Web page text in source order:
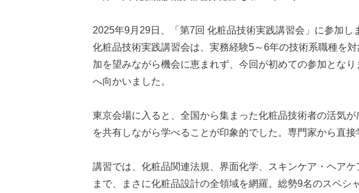
2025年9月29日、「第7回 化粧品技術実践講習会」に参加し
化粧品技術実践講習会は、実務経験5～6年の技術系職種を
加を望みながら機会に恵まれず、今回が初めての参加とな
へ向かいました。
東京会場に入ると、全国から集まった化粧品技術者の活気
を共有しながら学べることが印象的でした。専門家から直
講習では、化粧品関連法規、界面化学、スキンケア・ヘア
まで、まさに化粧品設計の全領域を網羅。総勢9名のスペ